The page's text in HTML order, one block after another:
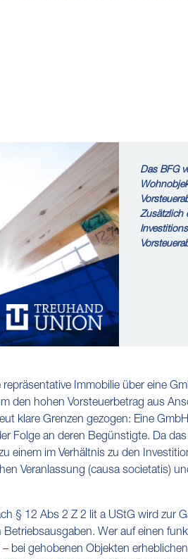
Das BFG
Zusätzlich
Immobilie über eine
den hohen Vorsteuerbetrag aus
klare Grenzen gezogen: Eine
Folge an deren Begünstigte. Da
einem im Verhältnis zu den
Veranlassung (causa societatis)
§ 12 Abs 2 Z 2 lit a UStG wird zur
Wer auf einen
bei gehobenen Objekten